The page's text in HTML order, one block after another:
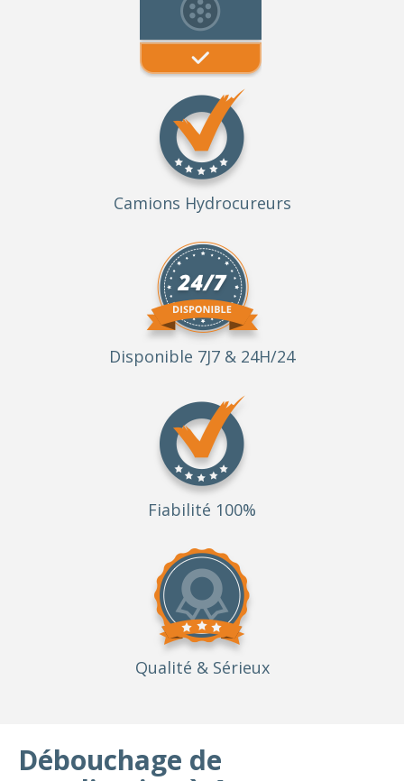
Camions Hydrocureurs
Disponible 7J7 & 24H/24
Fiabilité 100%
Qualité & Sérieux
Débouchage de